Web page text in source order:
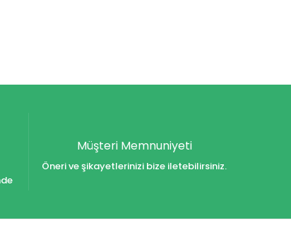
Müşteri Memnuniyeti
Öneri ve şikayetlerinizi bize iletebilirsiniz.